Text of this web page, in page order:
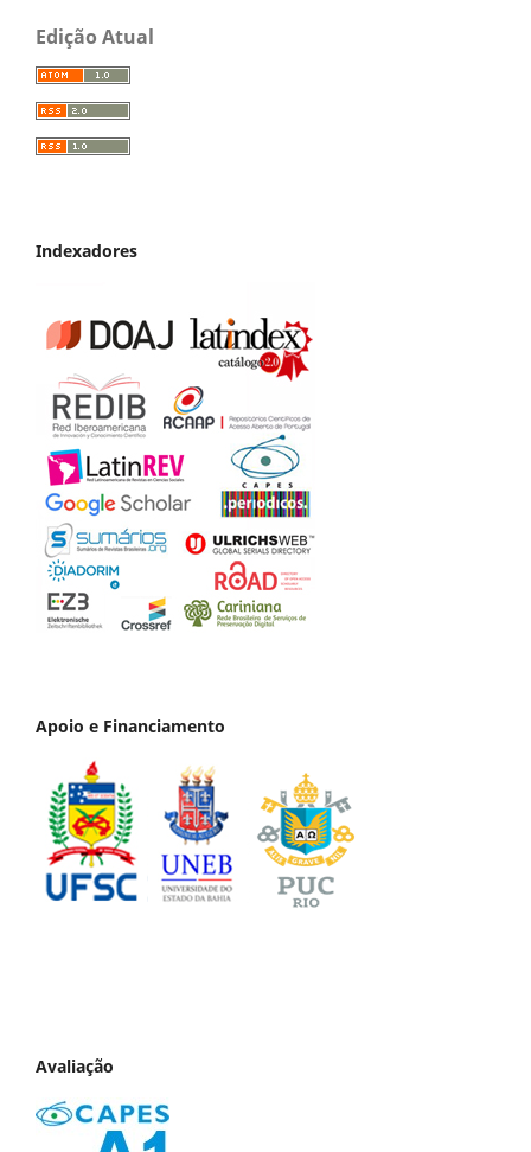
Edição Atual
Indexadores
Apoio e Financiamento
Avaliação